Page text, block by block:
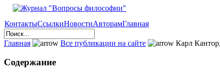
КонтактыСсылкиНовостиАвторамГлавная
Главная Все публикации на сайте Карл
Содержание